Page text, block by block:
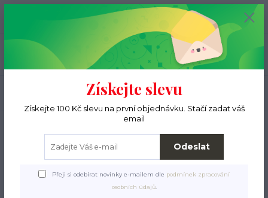
Menu
(Po-Pá, 9-15 hod.)
0 ks
0 Kč
Tulipytlíky Yetti Hole
YHNb61
Tulipytlík Yetti Hole YHNb61
Získejte slevu
Získejte 100 Kč slevu na první objednávku. Stačí zadat váš
email
Odeslat
Přeji si odebírat novinky e-mailem dle podmínek zpracování
osobních údajů.